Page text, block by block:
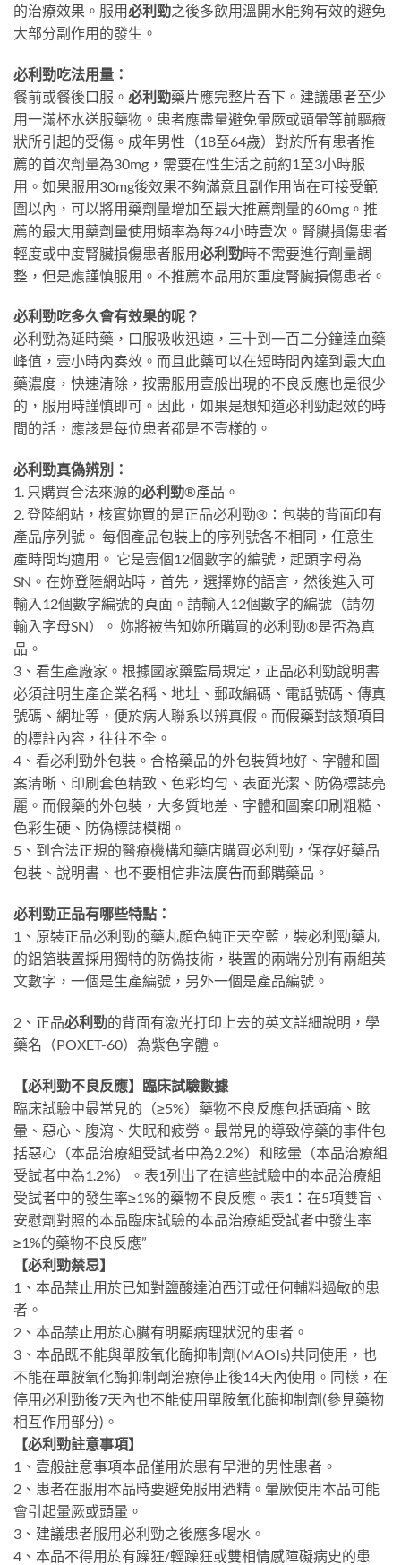
的治療效果。服用必利勁之後多飲用溫開水能夠有效的避免
大部分副作用的發生。
必利勁吃法用量：
餐前或餐後口服。 必利勁藥片應完整片吞下。建議患者至少
用一滿杯水送服藥物。患者應盡量避免暈厥或頭暈等前驅癥
狀所引起的受傷。成年男性（18至64歲）對於所有患者推
薦的首次劑量為30mg，需要在性生活之前約1至3小時服
用。如果服用30mg後效果不夠滿意且副作用尚在可接受範
圍以內，可以將用藥劑量增加至最大推薦劑量的60mg。推
薦的最大用藥劑量使用頻率為每24小時壹次。腎臟損傷患者
輕度或中度腎臟損傷患者服用必利勁時不需要進行劑量調
整，但是應謹慎服用。不推薦本品用於重度腎臟損傷患者。
必利勁吃多久會有效果的呢？
必利勁為延時藥，口服吸收迅速，三十到一百二分鐘達血藥
峰值，壹小時內奏效。而且此藥可以在短時間內達到最大血
藥濃度，快速清除，按需服用壹般出現的不良反應也是很少
的，服用時謹慎即可。因此，如果是想知道必利勁起效的時
間的話，應該是每位患者都是不壹樣的。
必利勁真偽辨別：
1. 只購買合法來源的必利勁®產品。
2. 登陸網站，核實妳買的是正品必利勁®：包裝的背面印有
產品序列號。 每個產品包裝上的序列號各不相同，任意生
產時間均適用。 它是壹個12個數字的編號，起頭字母為
SN。在妳登陸網站時，首先，選擇妳的語言，然後進入可
輸入12個數字編號的頁面。請輸入12個數字的編號（請勿
輸入字母SN）。 妳將被告知妳所購買的必利勁®是否為真
品。
3、看生產廠家。根據國家藥監局規定，正品必利勁說明書
必須註明生產企業名稱、地址、郵政編碼、電話號碼、傳真
號碼、網址等，便於病人聯系以辨真假。而假藥對該類項目
的標註內容，往往不全。
4、看必利勁外包裝。合格藥品的外包裝質地好、字體和圖
案清晰、印刷套色精致、色彩均勻、表面光潔、防偽標誌亮
麗。而假藥的外包裝，大多質地差、字體和圖案印刷粗糙、
色彩生硬、防偽標誌模糊。
5、到合法正規的醫療機構和藥店購買必利勁，保存好藥品
包裝、說明書、也不要相信非法廣告而郵購藥品。
必利勁正品有哪些特點：
1、原裝正品必利勁的藥丸顏色純正天空藍，裝必利勁藥丸
的鋁箔裝置採用獨特的防偽技術，裝置的兩端分別有兩組英
文數字，一個是生產編號，另外一個是產品編號。
2、正品必利勁的背面有激光打印上去的英文詳細說明，學
藥名（POXET-60）為紫色字體。
【必利勁不良反應】臨床試驗數據
臨床試驗中最常見的（≥5%）藥物不良反應包括頭痛、眩
暈、惡心、腹瀉、失眠和疲勞。最常見的導致停藥的事件包
括惡心（本品治療組受試者中為2.2%）和眩暈（本品治療組
受試者中為1.2%）。表1列出了在這些試驗中的本品治療組
受試者中的發生率≥1%的藥物不良反應。表1：在5項雙盲、
安慰劑對照的本品臨床試驗的本品治療組受試者中發生率
≥1%的藥物不良反應”
【必利勁禁忌】
1、本品禁止用於已知對鹽酸達泊西汀或任何輔料過敏的患
者。
2、本品禁止用於心臟有明顯病理狀況的患者。
3、本品既不能與單胺氧化酶抑制劑(MAOIs)共同使用，也
不能在單胺氧化酶抑制劑治療停止後14天內使用。同樣，在
停用必利勁後7天內也不能使用單胺氧化酶抑制劑(參見藥物
相互作用部分)。
【必利勁註意事項】
1、壹般註意事項本品僅用於患有早泄的男性患者。
2、患者在服用本品時要避免服用酒精。暈厥使用本品可能
會引起暈厥或頭暈。
3、建議患者服用必利勁之後應多喝水。
4、本品不得用於有躁狂/輕躁狂或雙相情感障礙病史的患